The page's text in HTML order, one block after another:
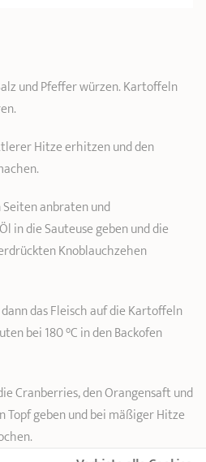
und Pfeffer würzen. Kartoffeln
Hitze erhitzen und den
anbraten und
in die Sauteuse geben und die
Knoblauchzehen
das Fleisch auf die Kartoffeln
bei 180 °C in den Backofen
Cranberries, den Orangensaft und
Topf geben und bei mäßiger Hitze